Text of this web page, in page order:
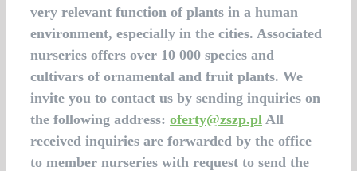
very relevant function of plants in a human
environment, especially in the cities. Associated
nurseries offers over 10 000 species and
cultivars of ornamental and fruit plants. We
invite you to contact us by sending inquiries on
the following address: oferty@zszp.pl All
received inquiries are forwarded by the office
to member nurseries with request to send the